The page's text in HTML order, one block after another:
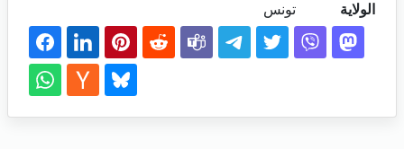
الولاية تونس